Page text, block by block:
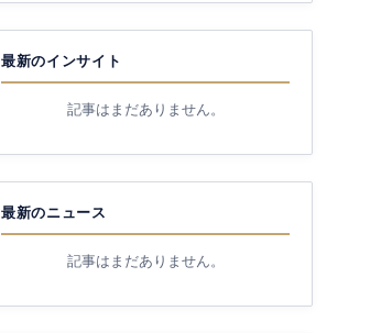
最新のインサイト
記事はまだありません。
最新のニュース
記事はまだありません。